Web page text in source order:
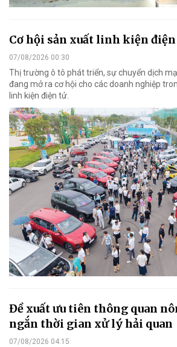
Cơ hội sản xuất linh kiện
07/08/2026 00:30
Thị trường ô tô phát triển, sự chuyển dịch
đang mở ra cơ hội cho các doanh nghiệp
linh kiện điện tử.
Đề xuất ưu tiên thông quan
ngắn thời gian xử lý hải quan
07/08/2026 04:15